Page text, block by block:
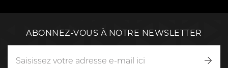
ABONNEZ-VOUS À NOTRE NEWSLETTER